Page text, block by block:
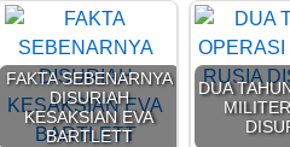
FAKTA SEBENARNYA
DISURIAH
KESAKSIAN EVA
BARTLETT
DUA